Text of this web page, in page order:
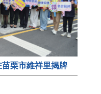
栗市維祥里揭牌